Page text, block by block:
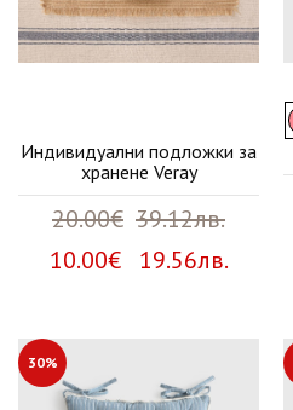
Индивидуални подложки за
хранене Veray
20.00€ 39.12лв.
10.00€ 19.56лв.
30%